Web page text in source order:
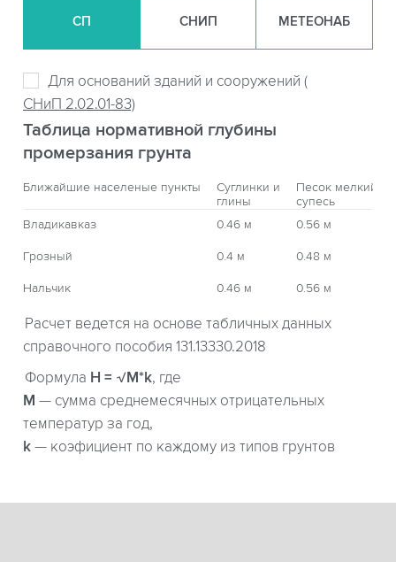
СП СНИП МЕТЕОНАБ
Для оснований зданий и сооружений (
СНиП 2.02.01-83)
Таблица нормативной глубины
промерзания грунта
Ближайшие населеные пункты
Суглинки и
глины
Песок мелкий,
супесь
Владикавказ
0.46 м 0.56 м
Грозный 0.4 м 0.48 м
Нальчик 0.46 м 0.56 м
Расчет ведется на основе табличных данных
справочного пособия 131.13330.2018
Формула H = √M*k, где
М — сумма среднемесячных отрицательных
температур за год,
k — коэфициент по каждому из типов грунтов